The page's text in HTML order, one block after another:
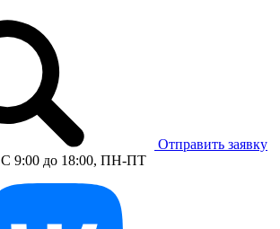
Отправить заявку
C 9:00 до 18:00, ПН-ПТ